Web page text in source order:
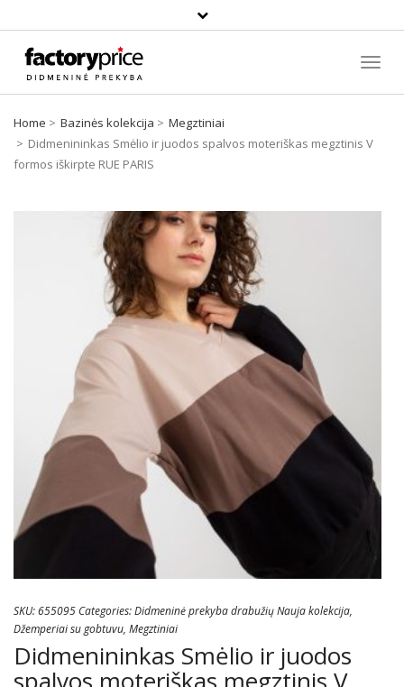
Paieška
Home Bazinės kolekcija
Megztiniai
Didmenininkas Smėlio ir juodos spalvos moteriškas megztinis V
formos iškirpte RUE PARIS
SKU:655095 Categories:Didmeninė prekyba drabužių Nauja kolekcija,
Džemperiai su gobtuvu, Megztiniai
Didmenininkas Smėlio ir juodos